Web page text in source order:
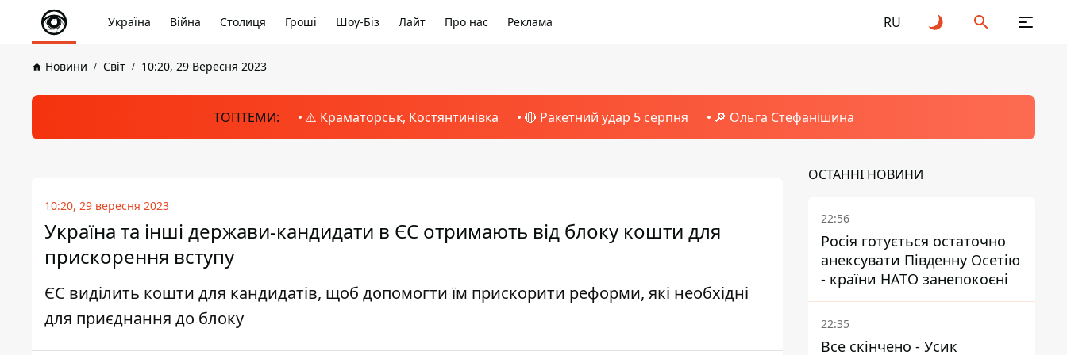
Україна Війна Столиця Гроші Шоу-Біз Лайт Про нас Реклама RU
Новини Світ 10:20, 29 Вересня 2023
ТОПТЕМИ: ⚠️ Краматорськ, Костянтинівка 🔴 Ракетний удар 5 серпня 🔎 Ольга Стефанішина
10:20, 29 вересня 2023
Україна та інші держави-кандидати в ЄС отримають від блоку кошти для
прискорення вступу
ЄС виділить кошти для кандидатів, щоб допомогти їм прискорити реформи, які необхідні
для приєднання до блоку
ОСТАННІ НОВИНИ
22:56
Росія готується остаточно
анексувати Південну Осетію
- країни НАТО занепокоєні
22:35
Все скінчено - Усик